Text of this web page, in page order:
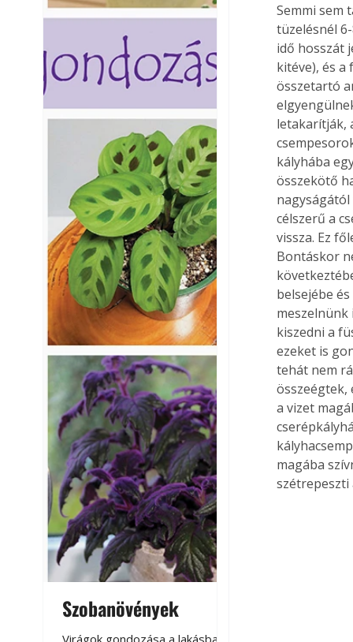
Szobanövények
Semmi sem
tüzelésnél
idő hosszát
kitéve), és a
összetartó
letakarítják,
kályhába
összekötő
célszerű a
vissza. Ez
Bontáskor
belsejébe
kiszedni a
ezeket is
tehát nem
összeégtek,
a vizet
magába
szétrepeszti